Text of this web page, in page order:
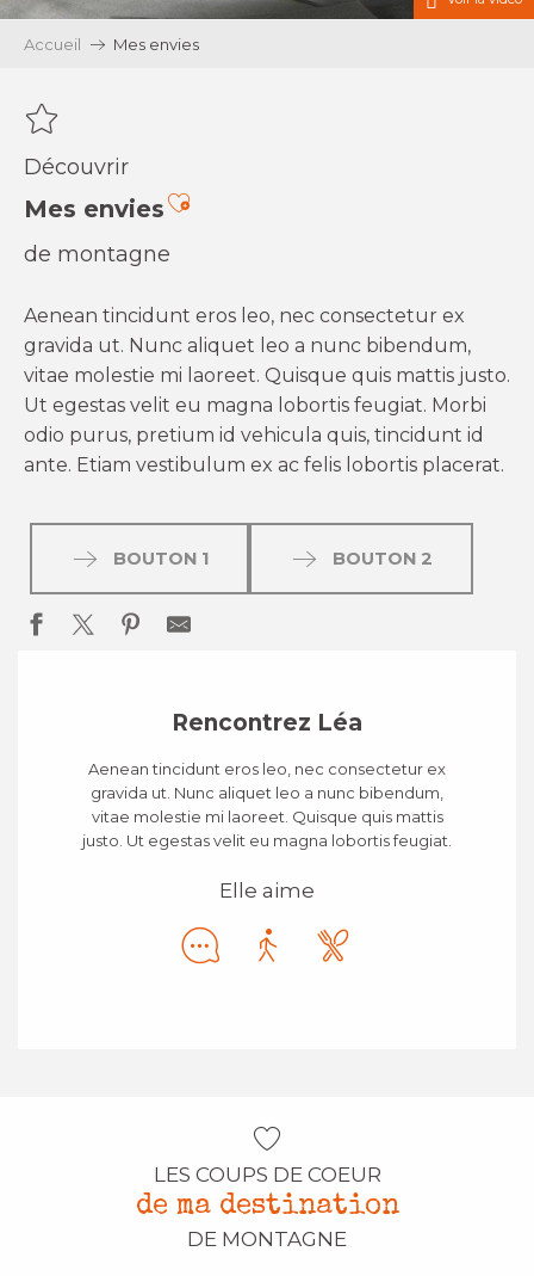
Accueil Mes envies
Découvrir
Mes enviesAjouter aux favoris
de montagne
Aenean tincidunt eros leo, nec consectetur ex
gravida ut. Nunc aliquet leo a nunc bibendum,
vitae molestie mi laoreet. Quisque quis mattis justo.
Ut egestas velit eu magna lobortis feugiat. Morbi
odio purus, pretium id vehicula quis, tincidunt id
ante. Etiam vestibulum ex ac felis lobortis placerat.
BOUTON 1 BOUTON 2
Rencontrez Léa
Aenean tincidunt eros leo, nec consectetur ex
gravida ut. Nunc aliquet leo a nunc bibendum,
vitae molestie mi laoreet. Quisque quis mattis
justo. Ut egestas velit eu magna lobortis feugiat.
Elle aime
LES COUPS DE COEUR
de ma destination
DE MONTAGNE